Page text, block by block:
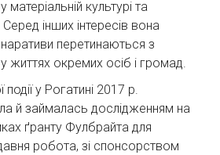
матеріальній культурі та
інших інтересів вона
перетинаються з
життях окремих осіб і громад.
у Рогатині 2017 р.
й займалась дослідженням на
ґранту Фулбрайта для
робота, зі спонсорством